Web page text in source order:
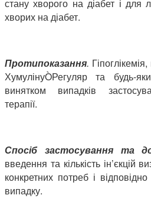
стану хворого на діабет і для
хворих на діабет.
Протипоказання.
ХумулінуÒРегуляр та будь-
винятком випадків
терапії.
Спосіб застосування та
введення та кількість ін’єкцій
конкретних потреб і
випадку.